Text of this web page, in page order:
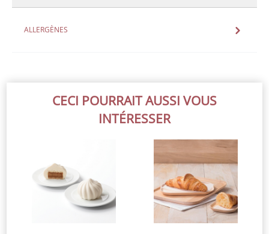
ALLERGÈNES
CECI POURRAIT AUSSI VOUS
INTÉRESSER